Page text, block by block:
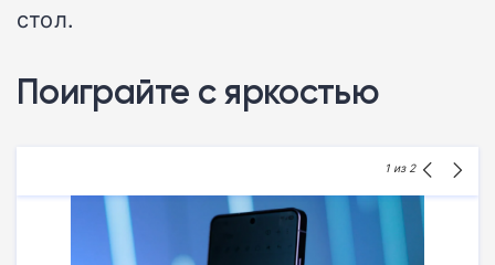
стол.
Поиграйте с яркостью
1 из 2